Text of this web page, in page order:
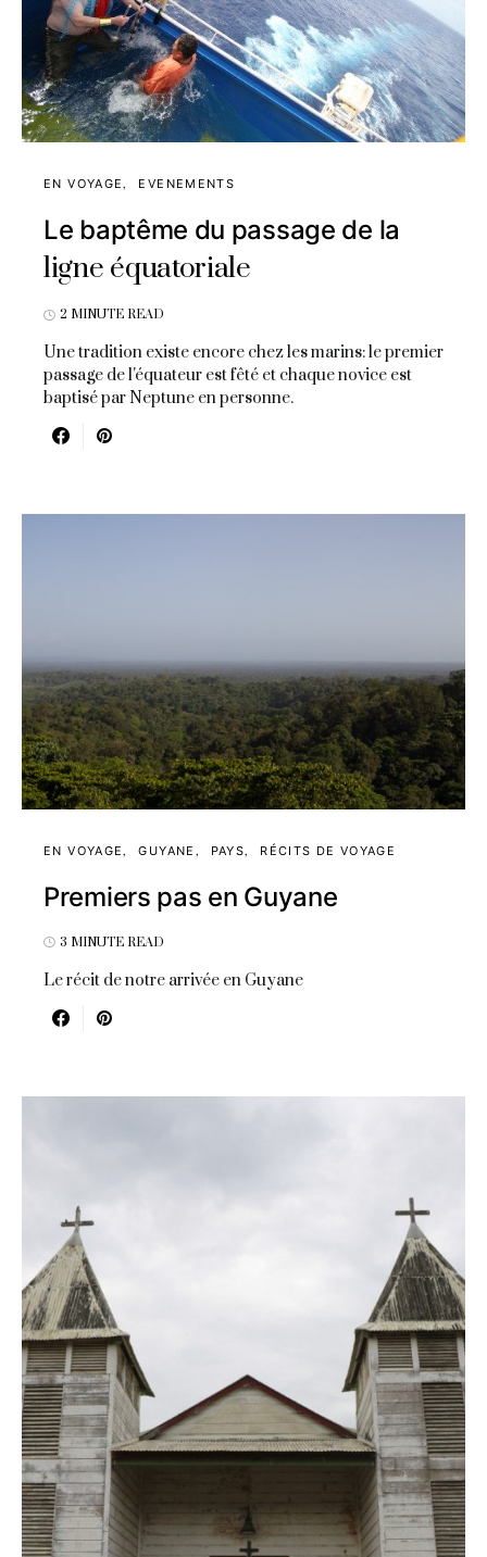
EN VOYAGE EVENEMENTS
Le baptême du passage de la
ligne équatoriale
2 MINUTE READ
Une tradition existe encore chez les marins: le premier
passage de l'équateur est fêté et chaque novice est
baptisé par Neptune en personne.
EN VOYAGE GUYANE PAYS RÉCITS DE VOYAGE
Premiers pas en Guyane
3 MINUTE READ
Le récit de notre arrivée en Guyane